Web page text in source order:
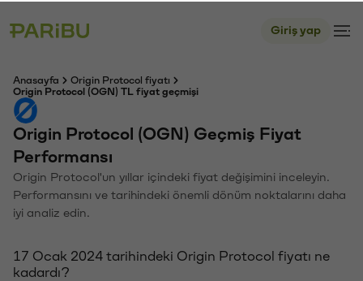
Giriş yap
Anasayfa
Origin Protocol fiyatı
Origin Protocol (OGN) TL fiyat geçmişi
Origin Protocol (OGN) Geçmiş Fiyat
Performansı
Origin Protocol'un yıllar içindeki fiyat değişimini inceleyin.
Performansını ve tarihindeki önemli dönüm noktalarını daha
iyi analiz edin.
17 Ocak 2024 tarihindeki Origin Protocol fiyatı ne
kadardı?